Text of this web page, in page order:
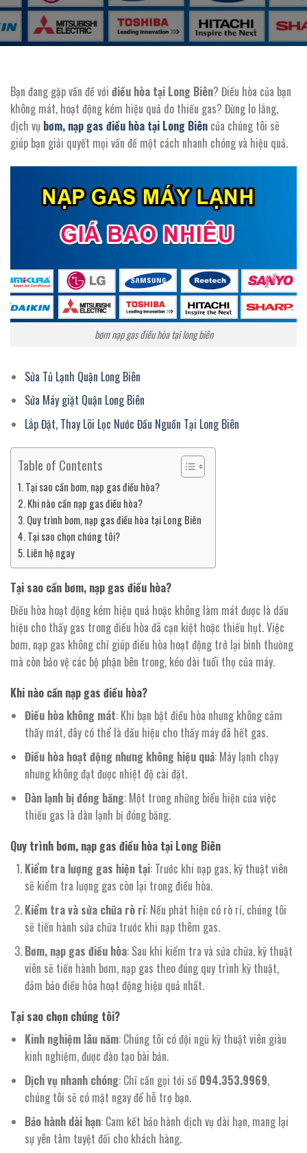
Bạn đang gặp vấn đề với điều hòa tại Long Biên? Điều hòa của bạn
không mát, hoạt động kém hiệu quả do thiếu gas? Đừng lo lắng,
dịch vụ bơm, nạp gas điều hòa tại Long Biên của chúng tôi sẽ
giúp bạn giải quyết mọi vấn đề một cách nhanh chóng và hiệu quả.
bơm nạp gas điều hòa tại long biên
Sửa Tủ Lạnh Quận Long Biên
Sửa Máy giặt Quận Long Biên
Lắp Đặt, Thay Lõi Lọc Nước Đầu Nguồn Tại Long Biên
Table of Contents
Tại sao cần bơm, nạp gas điều hòa?
Khi nào cần nạp gas điều hòa?
Quy trình bơm, nạp gas điều hòa tại Long Biên
Tại sao chọn chúng tôi?
Liên hệ ngay
Tại sao cần bơm, nạp gas điều hòa?
Điều hòa hoạt động kém hiệu quả hoặc không làm mát được là dấu
hiệu cho thấy gas trong điều hòa đã cạn kiệt hoặc thiếu hụt. Việc
bơm, nạp gas không chỉ giúp điều hòa hoạt động trở lại bình thường
mà còn bảo vệ các bộ phận bên trong, kéo dài tuổi thọ của máy.
Khi nào cần nạp gas điều hòa?
Điều hòa không mát: Khi bạn bật điều hòa nhưng không cảm
thấy mát, đây có thể là dấu hiệu cho thấy máy đã hết gas.
Điều hòa hoạt động nhưng không hiệu quả: Máy lạnh chạy
nhưng không đạt được nhiệt độ cài đặt.
Dàn lạnh bị đóng băng: Một trong những biểu hiện của việc
thiếu gas là dàn lạnh bị đóng băng.
Quy trình bơm, nạp gas điều hòa tại Long Biên
Kiểm tra lượng gas hiện tại: Trước khi nạp gas, kỹ thuật viên
sẽ kiểm tra lượng gas còn lại trong điều hòa.
Kiểm tra và sửa chữa rò rỉ: Nếu phát hiện có rò rỉ, chúng tôi
sẽ tiến hành sửa chữa trước khi nạp thêm gas.
Bơm, nạp gas điều hòa: Sau khi kiểm tra và sửa chữa, kỹ thuật
viên sẽ tiến hành bơm, nạp gas theo đúng quy trình kỹ thuật,
đảm bảo điều hòa hoạt động hiệu quả nhất.
Tại sao chọn chúng tôi?
Kinh nghiệm lâu năm: Chúng tôi có đội ngũ kỹ thuật viên giàu
kinh nghiệm, được đào tạo bài bản.
Dịch vụ nhanh chóng: Chỉ cần gọi tới số094.353.9969,
chúng tôi sẽ có mặt ngay để hỗ trợ bạn.
Bảo hành dài hạn: Cam kết bảo hành dịch vụ dài hạn, mang lại
sự yên tâm tuyệt đối cho khách hàng.